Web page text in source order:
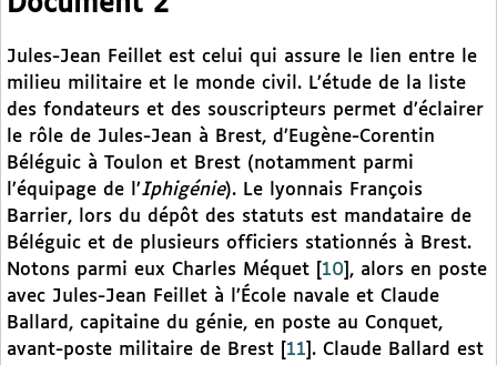
Jules-Jean Feillet est celui qui assure le lien entre le
milieu militaire et le monde civil. L’étude de la liste
des fondateurs et des souscripteurs permet d’éclairer
le rôle de Jules-Jean à Brest, d’Eugène-Corentin
Béléguic à Toulon et Brest (notamment parmi
l’équipage de l’Iphigénie). Le lyonnais François
Barrier, lors du dépôt des statuts est mandataire de
Béléguic et de plusieurs officiers stationnés à Brest.
Notons parmi eux Charles Méquet
10 , alors en poste
avec Jules-Jean Feillet à l’École navale et Claude
Ballard, capitaine du génie, en poste au Conquet,
avant-poste militaire de Brest
11 . Claude Ballard est